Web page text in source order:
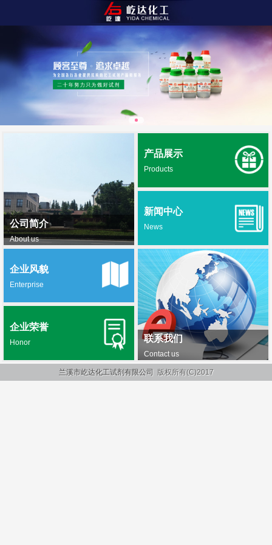
公司简介
About us
产品展示
Products
新闻中心
News
联系我们
Contact us
企业风貌
Enterprise
企业荣誉
Honor
兰溪市屹达化工试剂有限公司 版权所有(C)2017